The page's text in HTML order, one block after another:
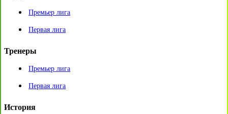
Премьер лига
Первая лига
Тренеры
Премьер лига
Первая лига
История